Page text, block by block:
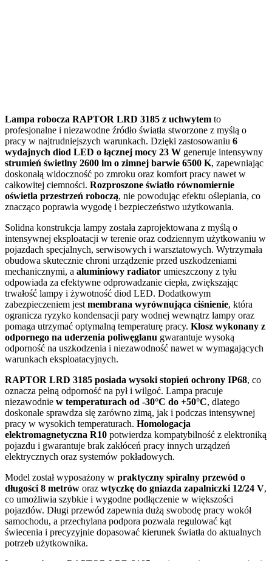
Lampa robocza RAPTOR LRD 3185 z uchwytem to
profesjonalne i niezawodne źródło światła stworzone z myślą o
pracy w najtrudniejszych warunkach. Dzięki zastosowaniu 6
wydajnych diod LED o łącznej mocy 23 W generuje intensywny
strumień świetlny 2600 lm o zimnej barwie 6500 K, zapewniając
doskonałą widoczność po zmroku oraz komfort pracy nawet w
całkowitej ciemności. Rozproszone światło równomiernie
oświetla przestrzeń roboczą, nie powodując efektu oślepiania, co
znacząco poprawia wygodę i bezpieczeństwo użytkowania.
Solidna konstrukcja lampy została zaprojektowana z myślą o
intensywnej eksploatacji w terenie oraz codziennym użytkowaniu w
pojazdach specjalnych, serwisowych i warsztatowych. Wytrzymała
obudowa skutecznie chroni urządzenie przed uszkodzeniami
mechanicznymi, a aluminiowy radiator umieszczony z tyłu
odpowiada za efektywne odprowadzanie ciepła, zwiększając
trwałość lampy i żywotność diod LED. Dodatkowym
zabezpieczeniem jest membrana wyrównująca ciśnienie, która
ogranicza ryzyko kondensacji pary wodnej wewnątrz lampy oraz
pomaga utrzymać optymalną temperaturę pracy. Klosz wykonany z
odpornego na uderzenia poliwęglanu gwarantuje wysoką
odporność na uszkodzenia i niezawodność nawet w wymagających
warunkach eksploatacyjnych.
RAPTOR LRD 3185 posiada wysoki stopień ochrony IP68, co
oznacza pełną odporność na pył i wilgoć. Lampa pracuje
niezawodnie w temperaturach od -30°C do +50°C, dlatego
doskonale sprawdza się zarówno zimą, jak i podczas intensywnej
pracy w wysokich temperaturach. Homologacja
elektromagnetyczna R10 potwierdza kompatybilność z elektroniką
pojazdu i gwarantuje brak zakłóceń pracy innych urządzeń
elektrycznych oraz systemów pokładowych.
Model został wyposażony w praktyczny spiralny przewód o
długości 8 metrów oraz wtyczkę do gniazda zapalniczki 12/24 V,
co umożliwia szybkie i wygodne podłączenie w większości
pojazdów. Długi przewód zapewnia dużą swobodę pracy wokół
samochodu, a przechylana podpora pozwala regulować kąt
świecenia i precyzyjnie dopasować kierunek światła do aktualnych
potrzeb użytkownika.